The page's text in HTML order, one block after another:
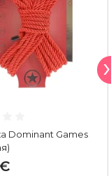
Dominant Games